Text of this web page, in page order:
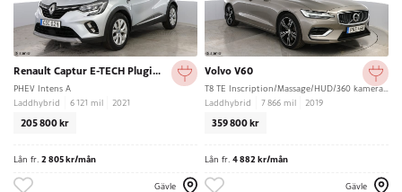
Renault Captur E-TECH Plugin-Hybrid 160
PHEV Intens A
Laddhybrid
6 121 mil 2021
205 800 kr
Lån fr. 2 805 kr/mån
Gävle
Volvo V60
Laddhybrid
7 866 mil 2019
359 800 kr
Lån fr. 4 882 kr/mån
Gävle